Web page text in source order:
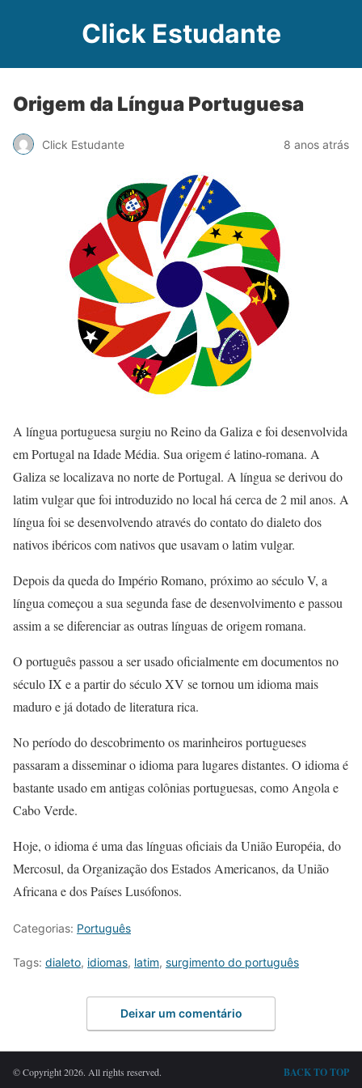
Click Estudante
Origem da Língua Portuguesa
Click Estudante 8 anos atrás
A língua portuguesa surgiu no Reino da Galiza e foi desenvolvida
em Portugal na Idade Média. Sua origem é latino-romana. A
Galiza se localizava no norte de Portugal. A língua se derivou do
latim vulgar que foi introduzido no local há cerca de 2 mil anos. A
língua foi se desenvolvendo através do contato do dialeto dos
nativos ibéricos com nativos que usavam o latim vulgar.
Depois da queda do Império Romano, próximo ao século V, a
língua começou a sua segunda fase de desenvolvimento e passou
assim a se diferenciar as outras línguas de origem romana.
O português passou a ser usado oficialmente em documentos no
século IX e a partir do século XV se tornou um idioma mais
maduro e já dotado de literatura rica.
No período do descobrimento os marinheiros portugueses
passaram a disseminar o idioma para lugares distantes. O idioma é
bastante usado em antigas colônias portuguesas, como Angola e
Cabo Verde.
Hoje, o idioma é uma das línguas oficiais da União Européia, do
Mercosul, da Organização dos Estados Americanos, da União
Africana e dos Países Lusófonos.
Categorias: Português
Tags: dialeto, idiomas, latim, surgimento do português
Deixar um comentário
© Copyright 2026. All rights reserved. BACK TO TOP